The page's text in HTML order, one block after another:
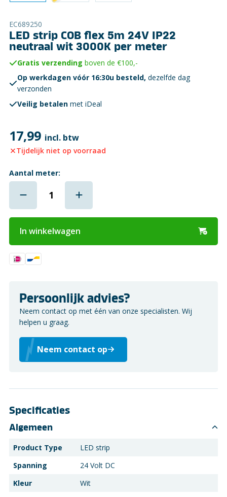
EC689250
LED strip COB flex 5m 24V IP22
neutraal wit 3000K per meter
Gratis verzending boven de €100,-
Op werkdagen vóór 16:30u besteld, dezelfde dag
verzonden
Veilig betalen met iDeal
17,99 incl. btw
Tijdelijk niet op voorraad
Aantal meter:
In winkelwagen
Persoonlijk advies?
Neem contact op met één van onze specialisten. Wij
helpen u graag.
Neem contact op
Specificaties
Algemeen
Product Type
LED strip
Spanning
24 Volt DC
Kleur
Wit